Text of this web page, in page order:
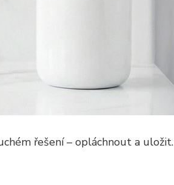
řešení – opláchnout a uložit.